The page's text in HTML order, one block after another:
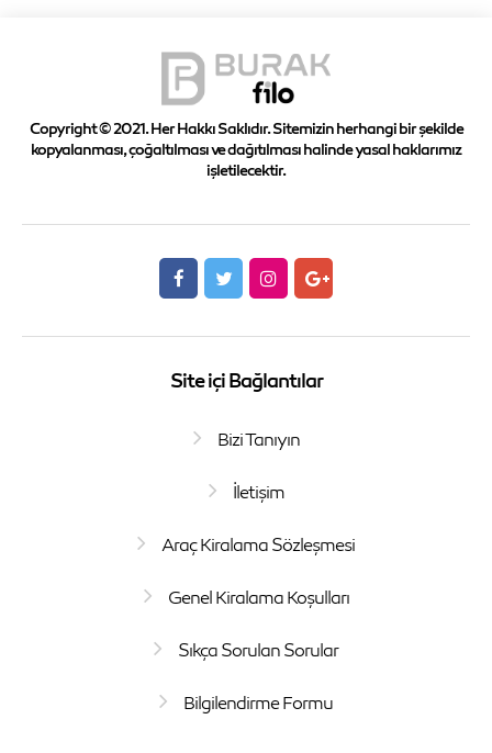
Copyright © 2021. Her Hakkı Saklıdır. Sitemizin herhangi bir şekilde
kopyalanması, çoğaltılması ve dağıtılması halinde yasal haklarımız
işletilecektir.
Site içi Bağlantılar
Bizi Tanıyın
İletişim
Araç Kiralama Sözleşmesi
Genel Kiralama Koşulları
Sıkça Sorulan Sorular
Bilgilendirme Formu